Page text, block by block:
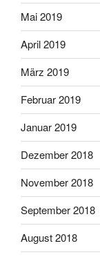
Mai 2019
April 2019
März 2019
Februar 2019
Januar 2019
Dezember 2018
November 2018
September 2018
August 2018